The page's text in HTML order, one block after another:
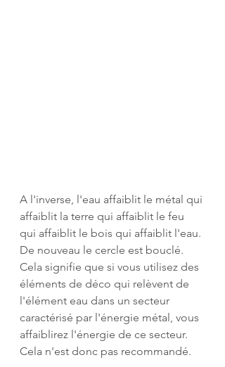
A l'inverse, l'eau affaiblit le métal qui
affaiblit la terre qui affaiblit le feu
qui affaiblit le bois qui affaiblit l'eau.
De nouveau le cercle est bouclé.
Cela signifie que si vous utilisez des
éléments de déco qui relèvent de
l'élément eau dans un secteur
caractérisé par l'énergie métal, vous
affaiblirez l'énergie de ce secteur.
Cela n'est donc pas recommandé.